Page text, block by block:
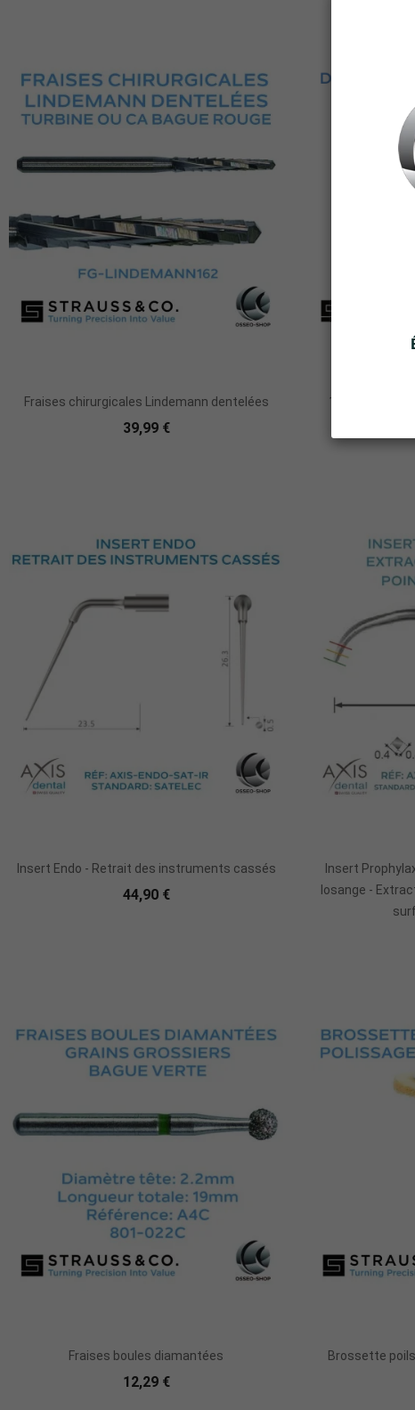
Fraises chirurgicales Lindemann dentelées
39,99 €
100 Disques à
Insert Endo - Retrait des instruments cassés
44,90 €
Insert
losange -
Fraises boules diamantées
12,29 €
Brossette